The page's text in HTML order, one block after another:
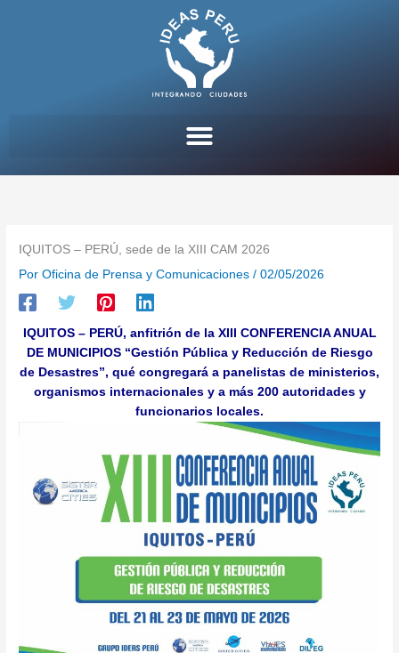
IQUITOS – PERÚ, sede de la XIII CAM 2026
PorOficina de Prensa y Comunicaciones/02/05/2026
IQUITOS – PERÚ, anfitrión de la XIII CONFERENCIA ANUAL
DE MUNICIPIOS “Gestión Pública y Reducción de Riesgo
de Desastres”, qué congregará a panelistas de ministerios,
organismos internacionales y a más 200 autoridades y
funcionarios locales.